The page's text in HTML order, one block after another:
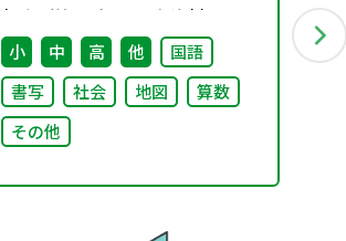
部会（第1回） 配布資料
小 中 高 他
国語
書写
社会 地図
算数
その他